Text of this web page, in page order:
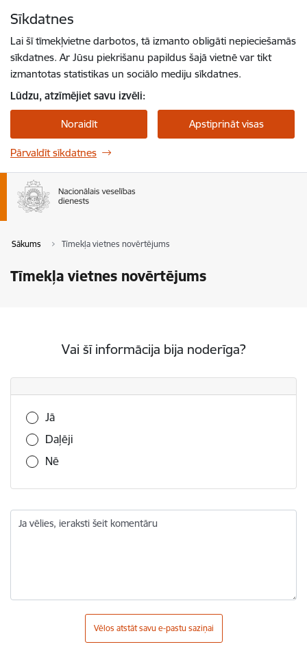
Sīkdatnes
Lai šī tīmekļvietne darbotos, tā izmanto obligāti nepieciešamās
sīkdatnes. Ar Jūsu piekrišanu papildus šajā vietnē var tikt
izmantotas statistikas un sociālo mediju sīkdatnes.
Lūdzu, atzīmējiet savu izvēli:
Noraidīt Apstiprināt visas
Pārvaldīt sīkdatnes
Sākums Tīmekļa vietnes novērtējums
Tīmekļa vietnes novērtējums
Vai šī informācija bija noderīga?
Vai šī informācija bija noderīga?
Jā
Daļēji
Nē
Ja vēlies, ieraksti šeit komentāru
Vēlos atstāt savu e-pastu saziņai